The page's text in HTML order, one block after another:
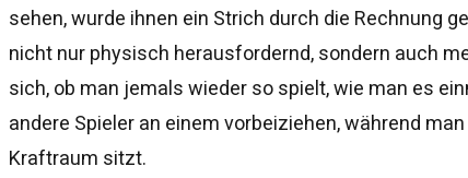
sehen, wurde ihnen ein Strich durch die Rechnung
nicht nur physisch herausfordernd, sondern auch
sich, ob man jemals wieder so spielt, wie man es
andere Spieler an einem vorbeiziehen, während
Kraftraum sitzt.